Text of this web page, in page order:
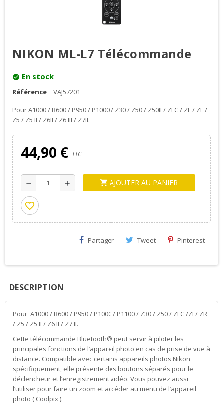
NIKON ML-L7 Télécommande
check_circle En stock
Référence
VAJ57201
Pour A1000 / B600 / P950 / P1000 / Z30 / Z50 / Z50II / ZFC / ZF / ZF /
Z5 / Z5 II / Z6II / Z6 III / Z7II.
44,90 € TTC
remove add shopping_cart AJOUTER AU PANIER
favorite_border
Partager Tweet Pinterest
DESCRIPTION
Pour A1000 / B600 / P950 / P1000 / P1100 / Z30 / Z50 / ZFC /ZF/ ZR
/ Z5 / Z5 II / Z6 II / Z7 II.
Cette télécommande Bluetooth® peut servir à piloter les
principales fonctions de l’appareil photo en cas de prise de vue à
distance. Compatible avec certains appareils photos Nikon
spécifiquement, elle présente des boutons séparés pour le
déclencheur et l’enregistrement vidéo. Vous pouvez aussi
l’utiliser pour faire un zoom et accéder au menu de l’appareil
photo ( Coolpix ).